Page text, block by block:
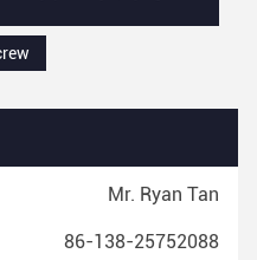
Mr. Ryan Tan
86-138-25752088